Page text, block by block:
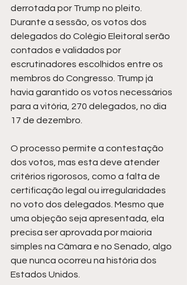
derrotada por Trump no pleito.
Durante a sessão, os votos dos
delegados do Colégio Eleitoral serão
contados e validados por
escrutinadores escolhidos entre os
membros do Congresso. Trump já
havia garantido os votos necessários
para a vitória, 270 delegados, no dia
17 de dezembro.
O processo permite a contestação
dos votos, mas esta deve atender
critérios rigorosos, como a falta de
certificação legal ou irregularidades
no voto dos delegados. Mesmo que
uma objeção seja apresentada, ela
precisa ser aprovada por maioria
simples na Câmara e no Senado, algo
que nunca ocorreu na história dos
Estados Unidos.